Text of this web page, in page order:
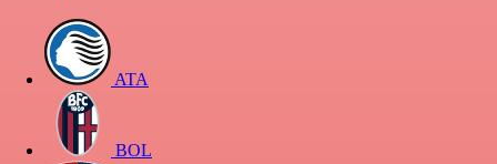
ATA
BOL